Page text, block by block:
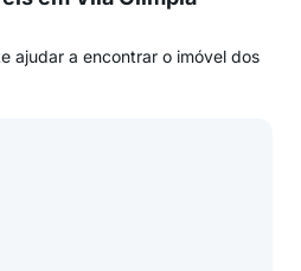
ajudar a encontrar o imóvel dos